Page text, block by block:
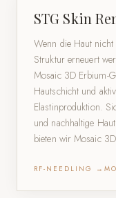
STG Skin
Wenn die Haut
Struktur erneuert
Mosaic 3D Erbium-
Hautschicht und
Elastinproduktion.
und nachhaltige
bieten wir Mosaic
RF-NEEDLING →